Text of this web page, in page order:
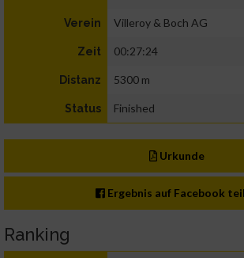
Verein Villeroy & Boch AG
Zeit 00:27:24
Distanz 5300 m
Status Finished
Urkunde
Ergebnis auf Facebook
Ranking